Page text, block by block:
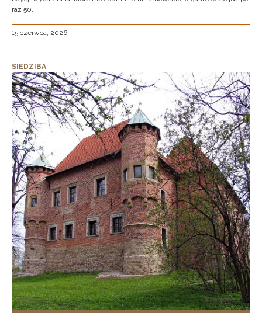
raz 50.
15 czerwca, 2026
SIEDZIBA